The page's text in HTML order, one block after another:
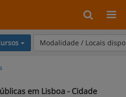
Modalidade / Locais
em Lisboa - Cidade